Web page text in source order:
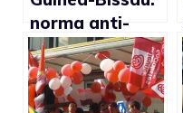
norma anti-
infibulazione
potrebbe
influenzare